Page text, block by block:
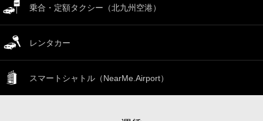
乗合・定額タクシー（北九州空港）
レンタカー
スマートシャトル（NearMe.Airport）